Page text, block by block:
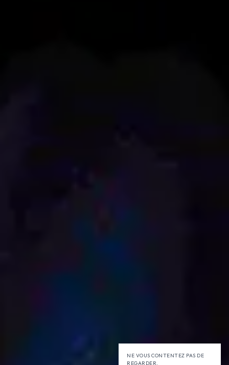
NE VOUS CONTENTEZ PAS DE
REGARDER,